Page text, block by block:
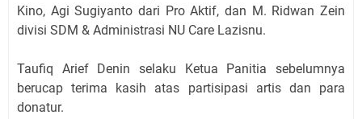
Kino, Agi Sugiyanto dari Pro Aktif, dan M. Ridwan Zein
divisi SDM & Administrasi NU Care Lazisnu.
Taufiq Arief Denin selaku Ketua Panitia sebelumnya
berucap terima kasih atas partisipasi artis dan para
donatur.